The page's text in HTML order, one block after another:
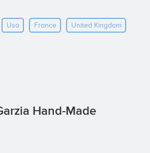
Usa France United Kingdom
Hand-Made